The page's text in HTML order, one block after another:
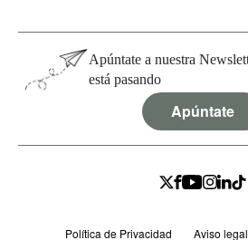
Apúntate a nuestra
está pasando
Apúntate
Política de Privacidad Aviso